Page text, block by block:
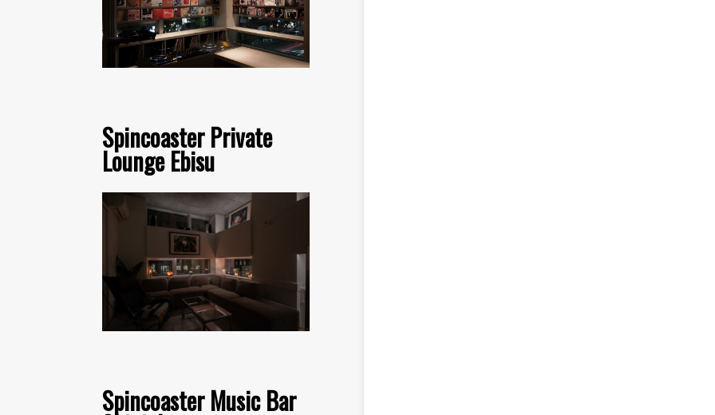
Spincoaster Private
Lounge Ebisu
Spincoaster Music Bar